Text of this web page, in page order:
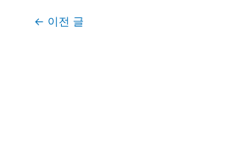
Post← 이전 글